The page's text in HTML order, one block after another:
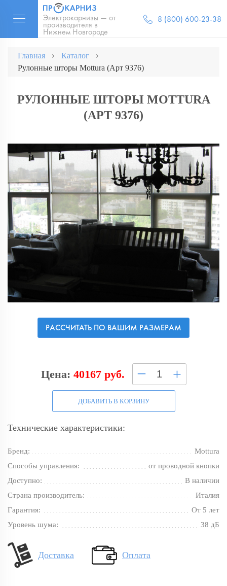
Электрокарнизы — от
производителя в
Нижнем Новгороде
8 (800) 600-23-38
Главная
Каталог
Рулонные шторы Mottura (Арт 9376)
РУЛОННЫЕ ШТОРЫ MOTTURA
(АРТ 9376)
РАССЧИТАТЬ ПО ВАШИМ РАЗМЕРАМ
Цена: 40167 руб. – +
ДОБАВИТЬ В КОРЗИНУ
Технические характеристики:
Бренд:
Mottura
Способы управления:
от проводной кнопки
Доступно:
В наличии
Страна производитель:
Италия
Гарантия:
От 5 лет
Уровень шума:
38 дБ
Доставка Оплата